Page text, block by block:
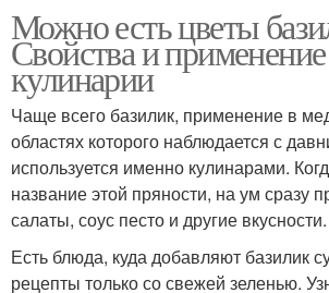
Можно есть цветы
Свойства и
кулинарии
Чаще всего базилик, применение в
областях которого наблюдается с
используется именно кулинарами.
название этой пряности, на ум сразу
салаты, соус песто и другие вкусности.
Есть блюда, куда добавляют базилик
рецепты только со свежей зеленью.